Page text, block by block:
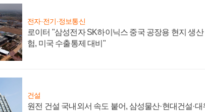
전자·전기·정보통신
로이터 "삼성전자 SK하이닉스 중국 공장용 현지 생산
험, 미국 수출통제 대비"
건설
원전 건설 국내외서 속도 붙어, 삼성물산·현대건설·